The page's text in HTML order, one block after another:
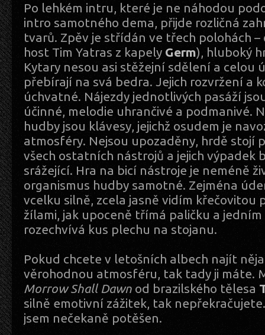
Po lehkém intru, které je ne náhodou
intro samotného dema, přijde rozličná
tvarů. Zpěv je střídán ve třech polohách
host Tim Yatras z kapely Germ), hluboký
Kytary nesou asi stěžejní sdělení a celou
přebírají na svá bedra. Jejich rozvržení a
úchvatné. Nájezdy jednotlivých pasáží
účinné, melodie uhrančivé a podmanivé.
hudby jsou klávesy, jejichž osudem je
atmosféry. Nejsou upozaděny, hrdě stojí
všech ostatních nástrojů a jejich výpadek
srážející. Hra na bicí nástroje je neméně
organismus hudby samotné. Zejména
vcelku silně, zcela jasně vidím křečovitou
žílami, jak upoceně třímá paličku a
rozechvívá kus plechu na stojanu.
Pokud chcete v letošních albech najít
věrohodnou atmosféru, tak tady ji máte.
Morrow Shall Dawn od brazilského tělesa
silně emotivní zážitek, tak
jsem nečekaně potěšen.